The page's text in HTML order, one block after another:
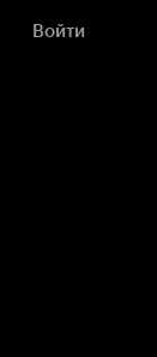
Войти